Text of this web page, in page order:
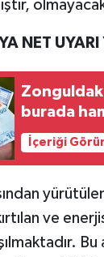
NET
burada
İçeriği
ve